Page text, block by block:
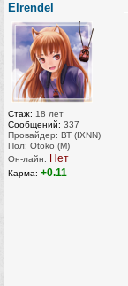
Elrendel
Стаж: 18 лет
Сообщений: 337
Провайдер: ВТ (IXNN)
Пол: Otoko (M)
Он-лайн: Нет
Карма: +0.11